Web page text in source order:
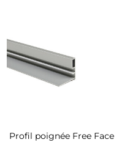
Profil poignée Free Face